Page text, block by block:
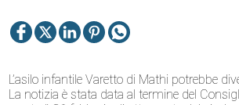
L’asilo infantile Varetto di Mathi potrebbe
La notizia è stata data al termine del